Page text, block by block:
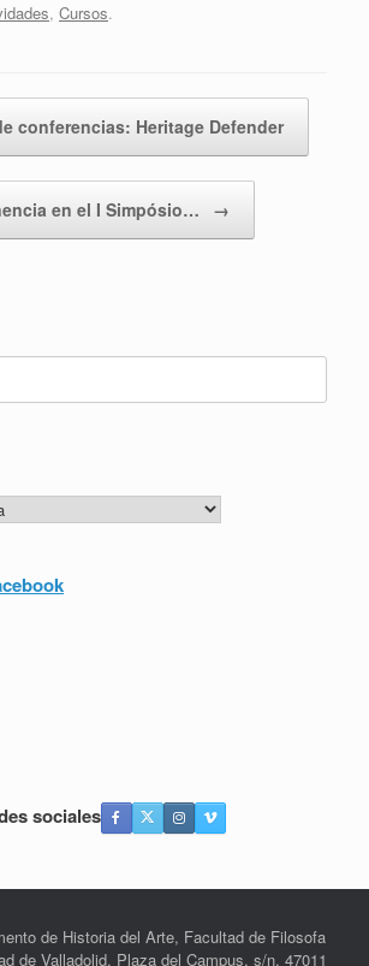
, Cursos.
conferencias: Heritage Defender
en el I Simpósio… →
sociales
de Historia del Arte, Facultad de Filosofa
de Valladolid, Plaza del Campus, s/n, 47011